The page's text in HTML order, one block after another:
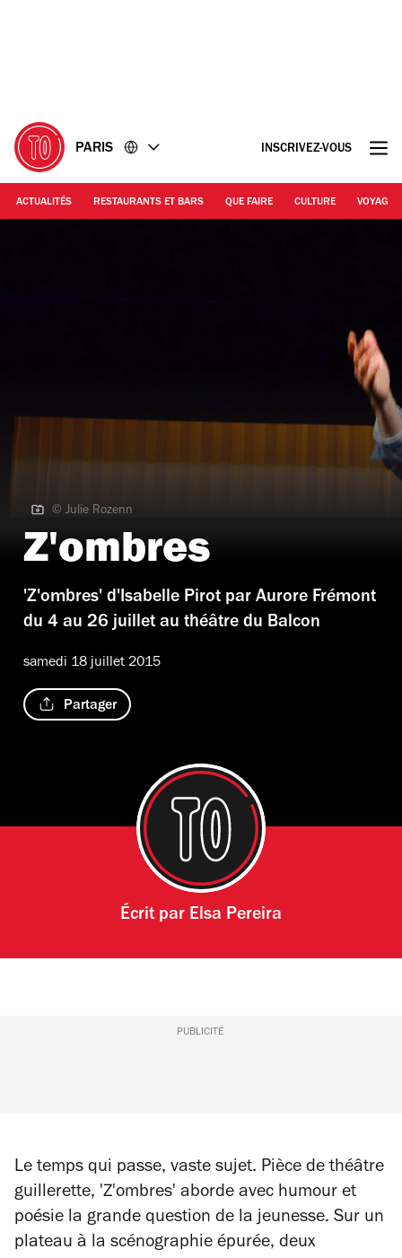
PARIS INSCRIVEZ-VOUS
ACTUALITÉS RESTAURANTS ET BARS QUE FAIRE CULTURE VOYAGE
© Julie Rozenn
© Julie Rozenn
Z'ombres
'Z'ombres' d'Isabelle Pirot par Aurore Frémont
du 4 au 26 juillet au théâtre du Balcon
samedi 18 juillet 2015
Partager
Écrit par Elsa Pereira
PUBLICITÉ
Le temps qui passe, vaste sujet. Pièce de théâtre
guillerette, 'Z'ombres' aborde avec humour et
poésie la grande question de la jeunesse. Sur un
plateau à la scénographie épurée, deux